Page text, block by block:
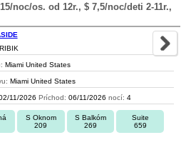
noc/os. od 12r., $ 7,5/noc/deti 2-11r.,
Miami United States
Miami United States
11/2026 Príchod: 06/11/2026 nocí: 4
S Oknom
209
S Balkóm
269
Suite
659